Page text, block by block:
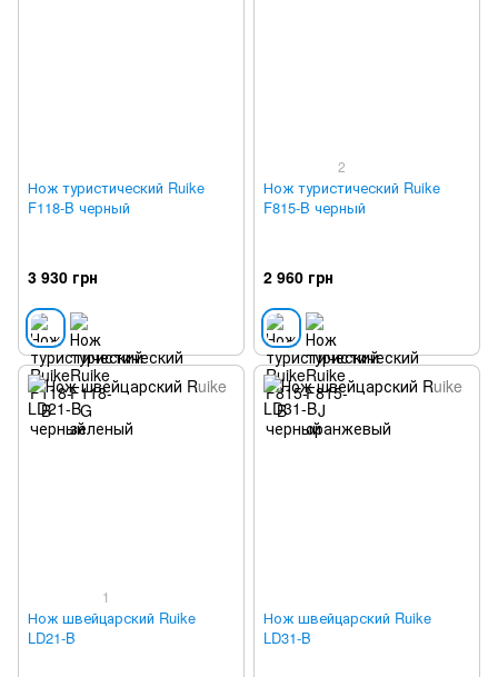
Нож туристический Ruike
F118-B черный
3 930 грн
2
Нож туристический Ruike
F815-B черный
2 960 грн
1
Нож швейцарский Ruike
LD21-B
Нож швейцарский Ruike
LD31-B